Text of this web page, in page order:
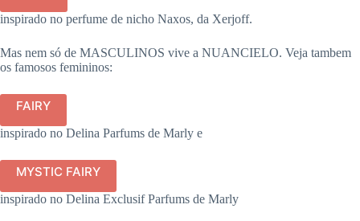
inspirado no perfume de nicho Naxos, da Xerjoff.
Mas nem só de MASCULINOS vive a NUANCIELO. Veja tambem
os famosos femininos:
FAIRY
inspirado no Delina Parfums de Marly e
MYSTIC FAIRY
inspirado no Delina Exclusif Parfums de Marly